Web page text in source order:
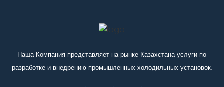
Наша Компания представляет на рынке Казахстана услуги по
разработке и внедрению промышленных холодильных установок.